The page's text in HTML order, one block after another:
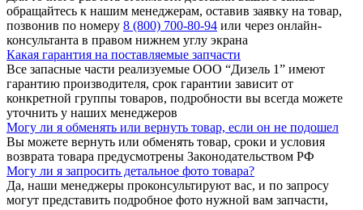
обращайтесь к нашим менеджерам, оставив заявку на товар,
позвонив по номеру 8 (800) 700-80-94 или через онлайн-
консультанта в правом нижнем углу экрана
Какая гарантия на поставляемые запчасти
Все запасные части реализуемые ООО “Дизель 1” имеют
гарантию производителя, срок гарантии зависит от
конкретной группы товаров, подробности вы всегда можете
уточнить у наших менеджеров
Могу ли я обменять или вернуть товар, если он не подошел
Вы можете вернуть или обменять товар, сроки и условия
возврата товара предусмотрены Законодательством РФ
Могу ли я запросить детальное фото товара?
Да, наши менеджеры проконсультируют вас, и по запросу
могут представить подробное фото нужной вам запчасти,